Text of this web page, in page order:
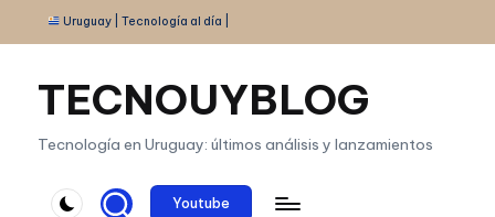
Saltar
contenido
Uruguay | Tecnología al día |
TECNOUYBLOG
Tecnología en Uruguay: últimos análisis y lanzamientos
Youtube